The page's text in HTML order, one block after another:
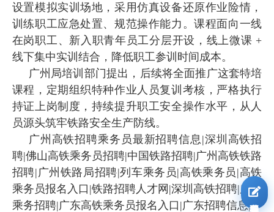
设置模拟实训场地，采用仿真设备还原作业险情，
训练职工应急处置、规范操作能力。课程面向一线
在岗职工、新入职青年员工分层开设，线上微课 +
线下集中实训结合，降低职工参训时间成本。
广州局培训部门提出，后续将全面推广这套特培
课程，定期组织特种作业人员复训考核，严格执行
持证上岗制度，持续提升职工安全操作水平，从人
员源头筑牢铁路安全生产防线。
广州高铁招聘乘务员最新招聘信息|深圳高铁招
聘|佛山高铁乘务员招聘|中国铁路招聘|广州高铁铁路
招聘|广州铁路局招聘|列车乘务员|高铁乘务员|高铁
乘务员报名入口|铁路招聘人才网|深圳高铁招聘|广东
乘务招聘|广东高铁乘务员报名入口|广东招聘信息|广
我要报名